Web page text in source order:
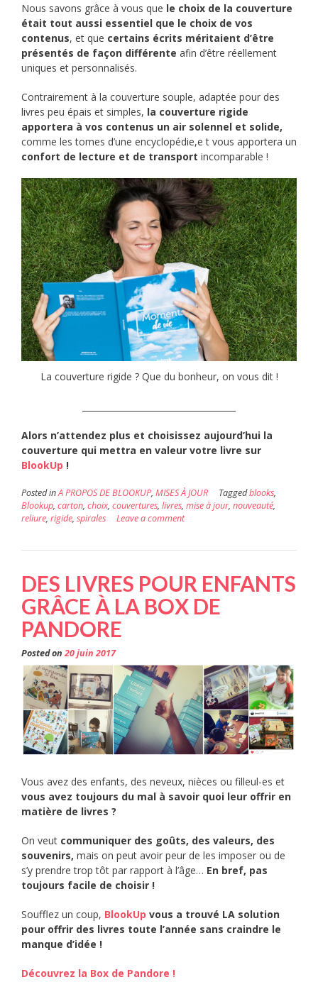
Nous savons grâce à vous que le choix de la couverture
était tout aussi essentiel que le choix de vos
contenus, et que certains écrits méritaient d’être
présentés de façon différente afin d’être réellement
uniques et personnalisés.
Contrairement à la couverture souple, adaptée pour des
livres peu épais et simples, la couverture rigide
apportera à vos contenus un air solennel et solide,
comme les tomes d’une encyclopédie,e t vous apportera un
confort de lecture et de transport incomparable !
La couverture rigide ? Que du bonheur, on vous dit !
Alors n’attendez plus et choisissez aujourd’hui la
couverture qui mettra en valeur votre livre sur
BlookUp !
Posted inA PROPOS DE BLOOKUP, MISES À JOUR Taggedblooks,
Blookup, carton, choix, couvertures, livres, mise à jour, nouveauté,
reliure, rigide, spirales Leave a comment
DES LIVRES POUR ENFANTS
GRÂCE À LA BOX DE
PANDORE
Posted on20 juin 2017
Vous avez des enfants, des neveux, nièces ou filleul-es et
vous avez toujours du mal à savoir quoi leur offrir en
matière de livres ?
On veut communiquer des goûts, des valeurs, des
souvenirs, mais on peut avoir peur de les imposer ou de
s’y prendre trop tôt par rapport à l’âge… En bref, pas
toujours facile de choisir !
Soufflez un coup, BlookUp vous a trouvé LA solution
pour offrir des livres toute l’année sans craindre le
manque d’idée !
Découvrez la Box de Pandore !